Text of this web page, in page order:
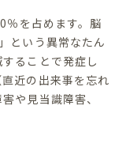
％を占めます。脳
という異常なたん
ることで発症し
近の出来事を忘れ
や見当識障害、